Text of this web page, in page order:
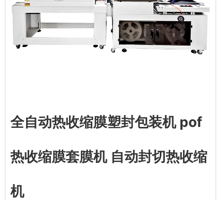
全自动热收缩膜塑封包装机 pof
热收缩膜套膜机 自动封切热收缩
机